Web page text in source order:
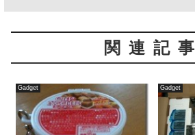
関連記事
Gadget Gadget